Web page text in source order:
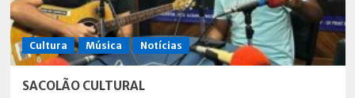
Cultura Música Notícias
SACOLÃO CULTURAL